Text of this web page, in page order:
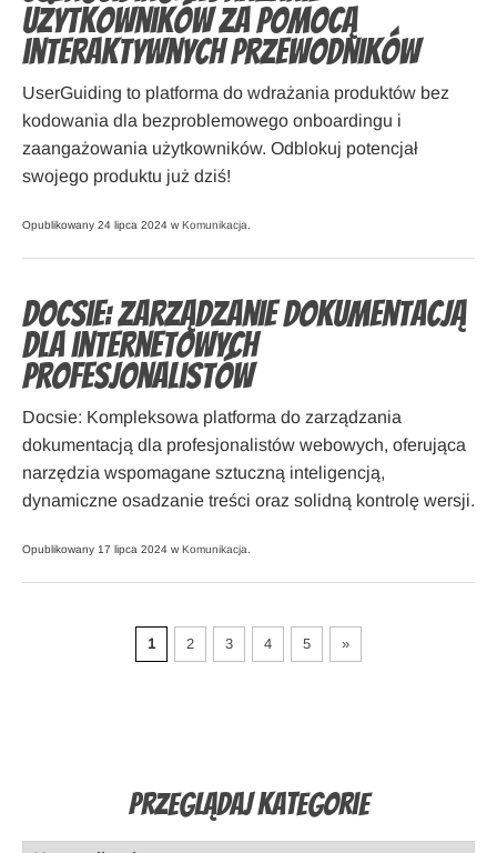
użytkowników za pomocą
interaktywnych przewodników
UserGuiding to platforma do wdrażania produktów bez
kodowania dla bezproblemowego onboardingu i
zaangażowania użytkowników. Odblokuj potencjał
swojego produktu już dziś!
Opublikowany 24 lipca 2024 w Komunikacja
Docsie: Zarządzanie dokumentacją
dla internetowych
profesjonalistów
Docsie: Kompleksowa platforma do zarządzania
dokumentacją dla profesjonalistów webowych, oferująca
narzędzia wspomagane sztuczną inteligencją,
dynamiczne osadzanie treści oraz solidną kontrolę wersji.
Opublikowany 17 lipca 2024 w Komunikacja
1 2 3 4 5 »
Przeglądaj Kategorie